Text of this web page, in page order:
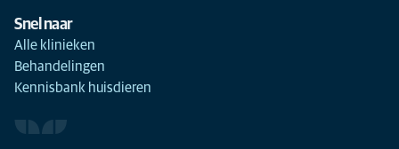
Snel naar
Alle klinieken
Behandelingen
Kennisbank huisdieren